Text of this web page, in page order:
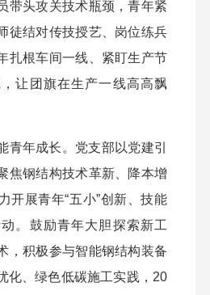
带头攻关技术瓶颈，青年紧
徒结对传技授艺、岗位练兵
扎根车间一线、紧盯生产节
让团旗在生产一线高高飘
年成长。党支部以党建引
焦钢结构技术革新、降本增
开展青年“五小”创新、技能
。鼓励青年大胆探索新工
，积极参与智能钢结构装备
化、绿色低碳施工实践，20